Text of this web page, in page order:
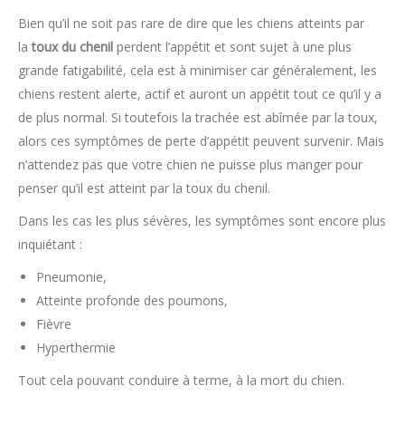
Bien qu’il ne soit pas rare de dire que les chiens atteints par
latoux du chenil perdent l’appétit et sont sujet à une plus
grande fatigabilité, cela est à minimiser car généralement, les
chiens restent alerte, actif et auront un appétit tout ce qu’il y a
de plus normal. Si toutefois la trachée est abîmée par la toux,
alors ces symptômes de perte d’appétit peuvent survenir. Mais
n’attendez pas que votre chien ne puisse plus manger pour
penser qu’il est atteint par la toux du chenil.
Dans les cas les plus sévères, les symptômes sont encore plus
inquiétant :
Pneumonie,
Atteinte profonde des poumons,
Fièvre
Hyperthermie
Tout cela pouvant conduire à terme, à la mort du chien.